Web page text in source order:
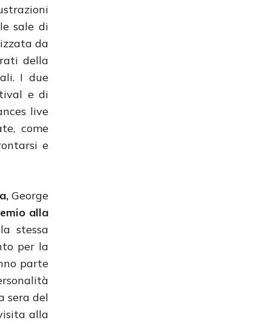
sale di
da
della
I due
e di
live
come
e
George
alla
stessa
per la
parte
sera del
alla